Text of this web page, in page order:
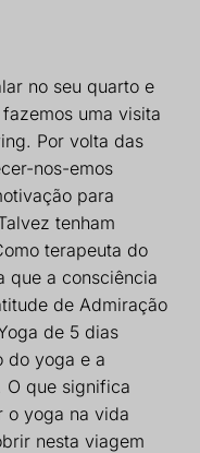
no seu quarto e
uma visita
Por volta das
nos-emos
para
tenham
terapeuta do
que a consciência
de Admiração
de 5 dias
do yoga e a
que significa
o yoga na vida
nesta viagem